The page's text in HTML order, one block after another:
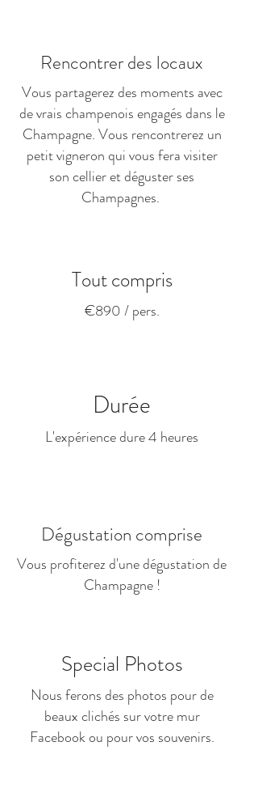
Rencontrer des locaux
Vous partagerez des moments avec
de vrais champenois engagés dans le
Champagne. Vous rencontrerez un
petit vigneron qui vous fera visiter
son cellier et déguster ses
Champagnes.
Tout compris
€890 / pers.
Durée
L'expérience dure 4 heures
Dégustation comprise
Vous profiterez d'une dégustation de
Champagne !
Special Photos
Nous ferons des photos pour de
beaux clichés sur votre mur
Facebook ou pour vos souvenirs.